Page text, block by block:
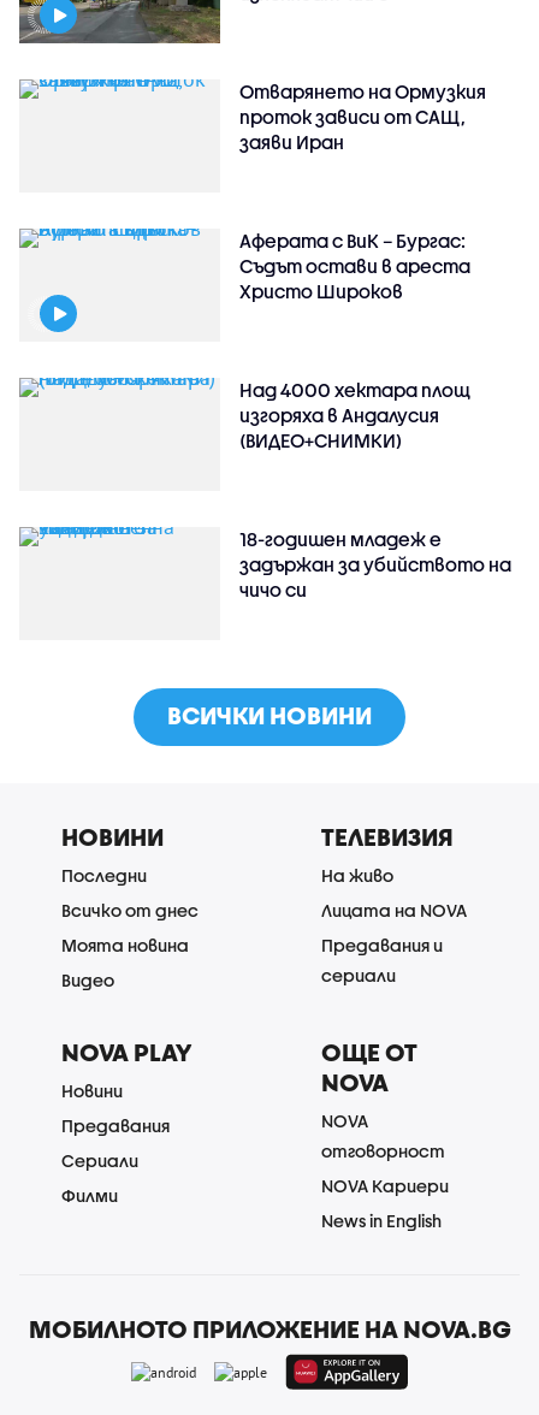
Отварянето на Ормузкия
проток зависи от САЩ,
заяви Иран
Аферата с ВиК – Бургас:
Съдът остави в ареста
Христо Широков
Над 4000 хектара площ
изгоряха в Андалусия
(ВИДЕО+СНИМКИ)
18-годишен младеж е
задържан за убийството на
чичо си
ВСИЧКИ НОВИНИ
НОВИНИ
Последни
Всичко от днес
Моята новина
Видео
ТЕЛЕВИЗИЯ
На живо
Лицата на NOVA
Предавания и
сериали
NOVA PLAY
Новини
Предавания
Сериали
Филми
ОЩЕ ОТ
NOVA
NOVA
отговорност
NOVA Кариери
News in English
МОБИЛНОТО ПРИЛОЖЕНИЕ НА NOVA.BG